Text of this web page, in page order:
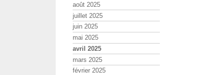
août 2025
juillet 2025
juin 2025
mai 2025
avril 2025
mars 2025
février 2025